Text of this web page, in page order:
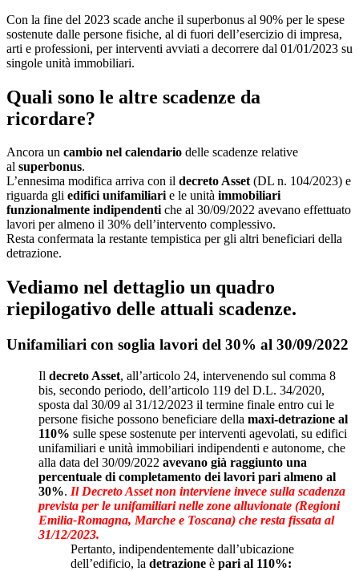
Con la fine del 2023 scade anche il superbonus al 90% per le spese
sostenute dalle persone fisiche, al di fuori dell’esercizio di impresa,
arti e professioni, per interventi avviati a decorrere dal 01/01/2023 su
singole unità immobiliari.
Quali sono le altre scadenze da
ricordare?
Ancora un cambio nel calendario delle scadenze relative
al superbonus.
L’ennesima modifica arriva con il decreto Asset(DL n. 104/2023) e
riguarda gli edifici unifamiliarie le unità immobiliari
funzionalmente indipendentiche al 30/09/2022 avevano effettuato
lavori per almeno il 30% dell’intervento complessivo.
Resta confermata la restante tempistica per gli altri beneficiari della
detrazione.
Vediamo nel dettaglio un quadro
riepilogativo delle attuali scadenze.
Unifamiliari con soglia lavori del 30% al 30/09/2022
Il decreto Asset, all’articolo 24, intervenendo sul comma 8
bis, secondo periodo, dell’articolo 119 del D.L. 34/2020,
sposta dal 30/09 al 31/12/2023 il termine finale entro cui le
persone fisiche possono beneficiare della maxi-detrazione al
110% sulle spese sostenute per interventi agevolati, su edifici
unifamiliari e unità immobiliari indipendenti e autonome, che
alla data del 30/09/2022 avevano già raggiunto una
percentuale di completamento dei lavori pari almeno al
30%. Il Decreto Asset non interviene invece sulla scadenza
prevista per le unifamiliari nelle zone alluvionate (Regioni
Emilia-Romagna, Marche e Toscana) che resta fissata al
31/12/2023.
Pertanto, indipendentemente dall’ubicazione
dell’edificio, la detrazione è pari al 110%: